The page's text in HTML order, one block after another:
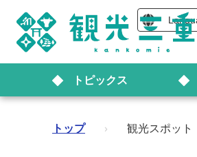
トピックス
トップ › 観光スポット